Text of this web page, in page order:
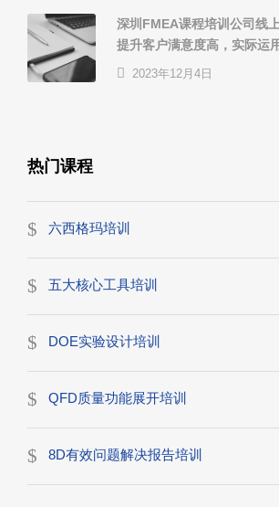
深圳FMEA课程培训公司线
提升客户满意度高，实际运
2023年12月4日
热门课程
六西格玛培训
五大核心工具培训
DOE实验设计培训
QFD质量功能展开培训
8D有效问题解决报告培训